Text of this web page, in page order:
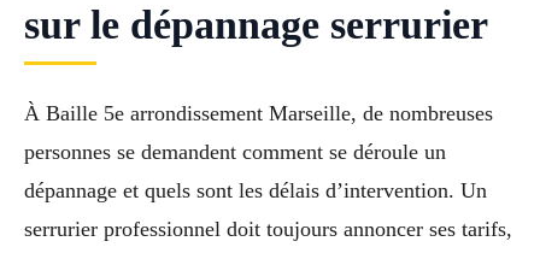
sur le dépannage serrurier
À Baille 5e arrondissement Marseille, de nombreuses
personnes se demandent comment se déroule un
dépannage et quels sont les délais d’intervention. Un
serrurier professionnel doit toujours annoncer ses tarifs,